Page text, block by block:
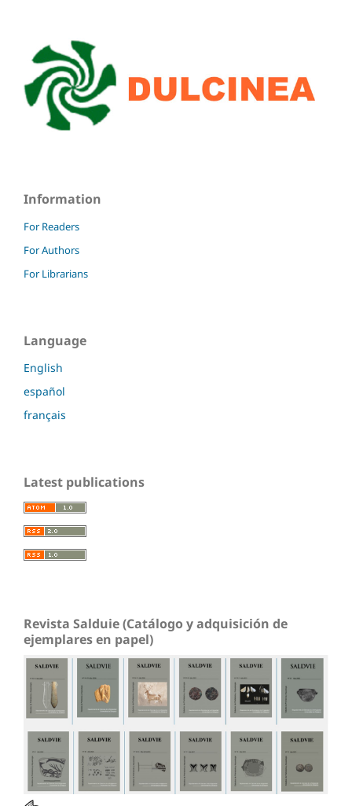
Information
For Readers
For Authors
For Librarians
Language
English
español
français
Latest publications
Revista Salduie (Catálogo y adquisición de
ejemplares en papel)